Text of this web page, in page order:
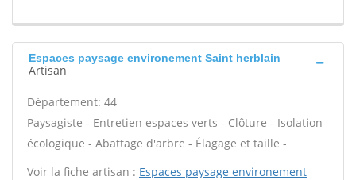
Espaces paysage environement Saint herblain
Artisan
Département: 44
Paysagiste - Entretien espaces verts - Clôture - Isolation
écologique - Abattage d'arbre - Élagage et taille -
Voir la fiche artisan : Espaces paysage environement